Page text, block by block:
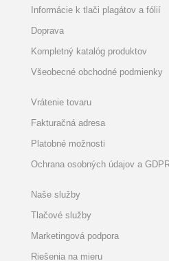
Informácie k tlači plagátov a fólií
Doprava
Kompletný katalóg produktov
Všeobecné obchodné podmienky
Vrátenie tovaru
Fakturačná adresa
Platobné možnosti
Ochrana osobných údajov a
Naše služby
Tlačové služby
Marketingová podpora
Riešenia na mieru